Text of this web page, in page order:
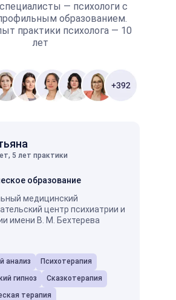
— психологи с
образованием.
практики психолога — 10
лет
5 лет практики
образование
медицинский
центр психиатрии и
имени В. М. Бехтерева
анализ
Психотерапия
гипноз
Сказкотерапия
терапия